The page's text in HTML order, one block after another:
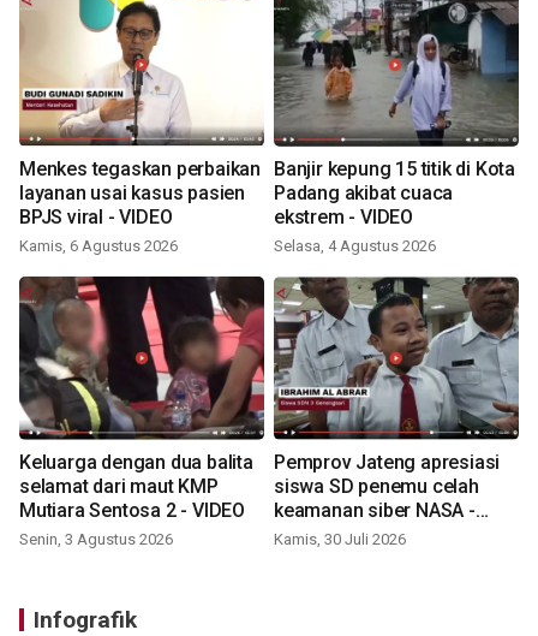
Menkes tegaskan perbaikan
layanan usai kasus pasien
BPJS viral - VIDEO
Kamis, 6 Agustus 2026
Banjir kepung 15 titik di Kota
Padang akibat cuaca
ekstrem - VIDEO
Selasa, 4 Agustus 2026
Keluarga dengan dua balita
selamat dari maut KMP
Mutiara Sentosa 2 - VIDEO
Senin, 3 Agustus 2026
Pemprov Jateng apresiasi
siswa SD penemu celah
keamanan siber NASA -
VIDEO
Kamis, 30 Juli 2026
Infografik